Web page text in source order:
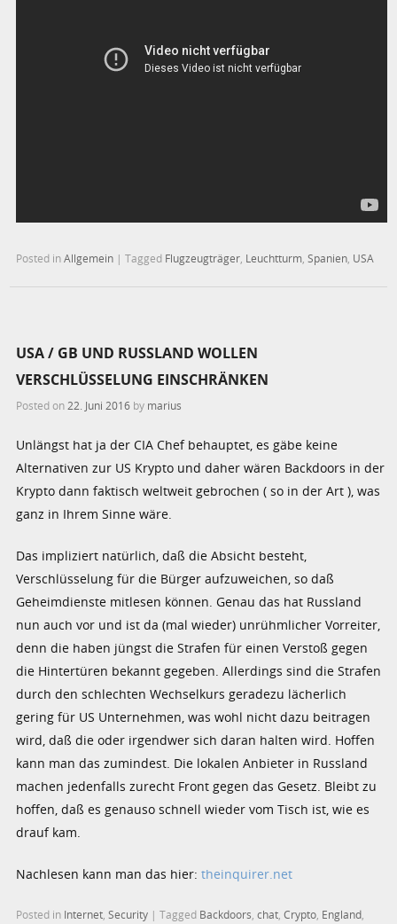
Posted inAllgemein |Tagged Flugzeugträger Leuchtturm ,Spanien USA
USA / GB UND RUSSLAND WOLLEN
VERSCHLÜSSELUNG EINSCHRÄNKEN
Posted on 22. Juni 2016 by marius
Unlängst hat ja der CIA Chef behauptet, es gäbe keine
Alternativen zur US Krypto und daher wären Backdoors in der
Krypto dann faktisch weltweit gebrochen ( so in der Art ), was
ganz in Ihrem Sinne wäre.
Das impliziert natürlich, daß die Absicht besteht,
Verschlüsselung für die Bürger aufzuweichen, so daß
Geheimdienste mitlesen können. Genau das hat Russland
nun auch vor und ist da (mal wieder) unrühmlicher Vorreiter,
denn die haben jüngst die Strafen für einen Verstoß gegen
die Hintertüren bekannt gegeben. Allerdings sind die Strafen
durch den schlechten Wechselkurs geradezu lächerlich
gering für US Unternehmen, was wohl nicht dazu beitragen
wird, daß die oder irgendwer sich daran halten wird. Hoffen
kann man das zumindest. Die lokalen Anbieter in Russland
machen jedenfalls zurecht Front gegen das Gesetz. Bleibt zu
hoffen, daß es genauso schnell wieder vom Tisch ist, wie es
drauf kam.
Nachlesen kann man das hier:theinquirer.net
Posted in Internet ,Security |Tagged Backdoors ,chat ,Crypto England